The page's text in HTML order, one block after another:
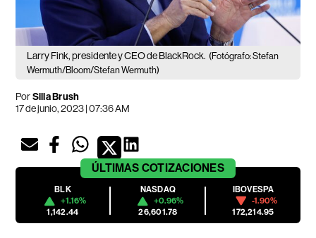
Larry Fink, presidente y CEO de BlackRock. (Fotógrafo: Stefan
Wermuth/Bloom/Stefan Wermuth)
PorSilla Brush
17 de junio, 2023 | 07:36 AM
ÚLTIMAS COTIZACIONES
BLK
+1.16%
1,142.44
NASDAQ
+0.96%
26,601.78
IBOVESPA
-1.90%
172,214.95